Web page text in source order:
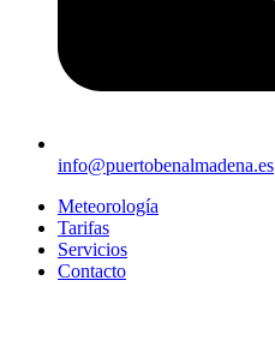
info@puertobenalmadena.es
Meteorología
Tarifas
Servicios
Contacto